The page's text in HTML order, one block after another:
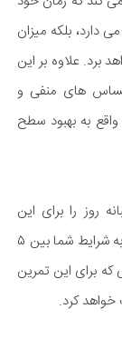
دارد، بلکه میزان
برد. علاوه بر این
های منفی و
به بهبود سطح
روز را برای این
تمرینات اختصاص دهید. این زمان می تواند بسته به شرایط شما بین ۵
که برای این تمرین
کرد.